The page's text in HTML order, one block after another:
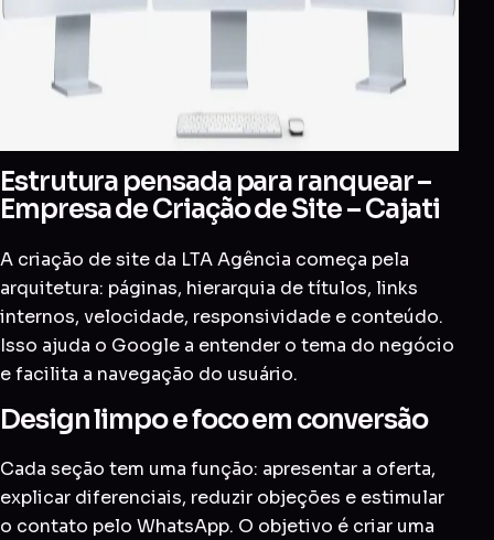
Estrutura pensada para ranquear –
Empresa de Criação de Site – Cajati
A criação de site da LTA Agência começa pela
arquitetura: páginas, hierarquia de títulos, links
internos, velocidade, responsividade e conteúdo.
Isso ajuda o Google a entender o tema do negócio
e facilita a navegação do usuário.
Design limpo e foco em conversão
Cada seção tem uma função: apresentar a oferta,
explicar diferenciais, reduzir objeções e estimular
o contato pelo WhatsApp. O objetivo é criar uma